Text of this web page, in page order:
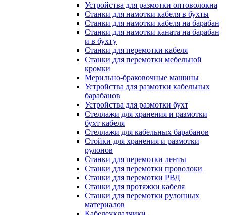
Устройства для размотки оптоволокна
Станки для намотки кабеля в бухты
Станки для намотки кабеля на барабан
Станки для намотки каната на барабан
и в бухту
Станки для перемотки кабеля
Станки для перемотки мебельной
кромки
Мерильно-браковочные машины
Устройства для размотки кабельных
барабанов
Устройства для размотки бухт
Стеллажи для хранения и размотки
бухт кабеля
Стеллажи для кабельных барабанов
Стойки для хранения и размотки
рулонов
Станки для перемотки ленты
Станки для перемотки проволоки
Станки для перемотки РВД
Станки для протяжки кабеля
Станки для перемотки рулонных
материалов